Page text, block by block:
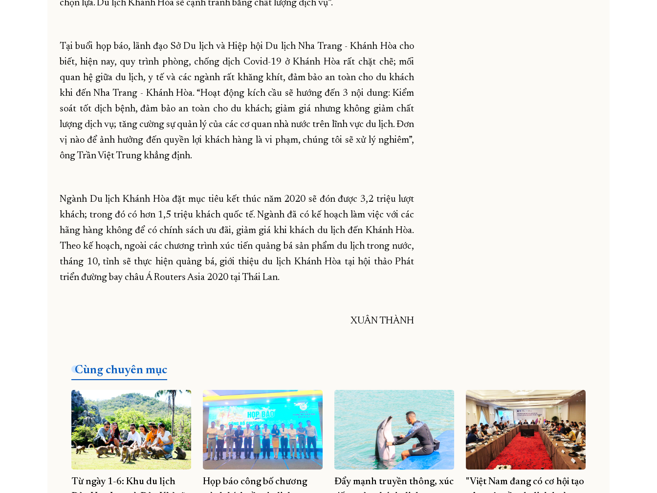
chọn lựa. Du lịch Khánh Hòa sẽ cạnh tranh bằng chất lượng dịch vụ”.
Tại buổi họp báo, lãnh đạo Sở Du lịch và Hiệp hội Du lịch Nha Trang - Khánh Hòa cho
biết, hiện nay, quy trình phòng, chống dịch Covid-19 ở Khánh Hòa rất chặt chẽ; mối
quan hệ giữa du lịch, y tế và các ngành rất khăng khít, đảm bảo an toàn cho du khách
khi đến Nha Trang - Khánh Hòa. “Hoạt động kích cầu sẽ hướng đến 3 nội dung: Kiểm
soát tốt dịch bệnh, đảm bảo an toàn cho du khách; giảm giá nhưng không giảm chất
lượng dịch vụ; tăng cường sự quản lý của các cơ quan nhà nước trên lĩnh vực du lịch. Đơn
vị nào để ảnh hưởng đến quyền lợi khách hàng là vi phạm, chúng tôi sẽ xử lý nghiêm”,
ông Trần Việt Trung khẳng định.
Ngành Du lịch Khánh Hòa đặt mục tiêu kết thúc năm 2020 sẽ đón được 3,2 triệu lượt
khách; trong đó có hơn 1,5 triệu khách quốc tế. Ngành đã có kế hoạch làm việc với các
hãng hàng không để có chính sách ưu đãi, giảm giá khi khách du lịch đến Khánh Hòa.
Theo kế hoạch, ngoài các chương trình xúc tiến quảng bá sản phẩm du lịch trong nước,
tháng 10, tỉnh sẽ thực hiện quảng bá, giới thiệu du lịch Khánh Hòa tại hội thảo Phát
triển đường bay châu Á Routers Asia 2020 tại Thái Lan.
XUÂN THÀNH
Cùng chuyên mục
Từ ngày 1-6: Khu du lịch
Họp báo công bố chương
Đẩy mạnh truyền thông, xúc
"Việt Nam đang có cơ hội tạo